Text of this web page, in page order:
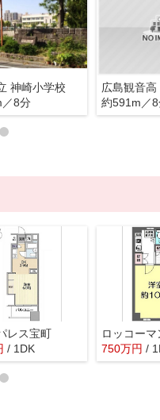
神崎小学校
8分
広島観音高
約591m／
レス宝町
/ 1DK 750万円 /